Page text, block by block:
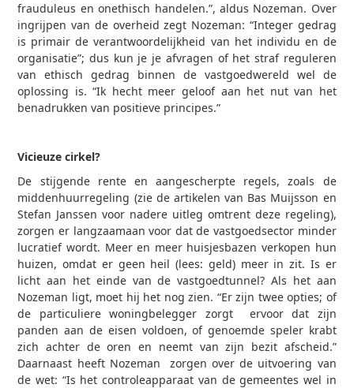
frauduleus en onethisch handelen.”, aldus Nozeman. Over
ingrijpen van de overheid zegt Nozeman: “Integer gedrag
is primair de verantwoordelijkheid van het individu en de
organisatie”; dus kun je je afvragen of het straf reguleren
van ethisch gedrag binnen de vastgoedwereld wel de
oplossing is. “Ik hecht meer geloof aan het nut van het
benadrukken van positieve principes.”
Vicieuze cirkel?
De stijgende rente en aangescherpte regels, zoals de
middenhuurregeling (zie de artikelen van Bas Muijsson en
Stefan Janssen voor nadere uitleg omtrent deze regeling),
zorgen er langzaamaan voor dat de vastgoedsector minder
lucratief wordt. Meer en meer huisjesbazen verkopen hun
huizen, omdat er geen heil (lees: geld) meer in zit. Is er
licht aan het einde van de vastgoedtunnel? Als het aan
Nozeman ligt, moet hij het nog zien. “Er zijn twee opties; of
de particuliere woningbelegger zorgt ervoor dat zijn
panden aan de eisen voldoen, of genoemde speler krabt
zich achter de oren en neemt van zijn bezit afscheid.”
Daarnaast heeft Nozeman zorgen over de uitvoering van
de wet: “Is het controleapparaat van de gemeentes wel in